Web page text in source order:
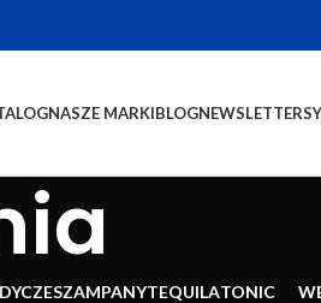
NASZE MARKIBLOGNEWSLETTER
SZAMPANYTEQUILATONIC